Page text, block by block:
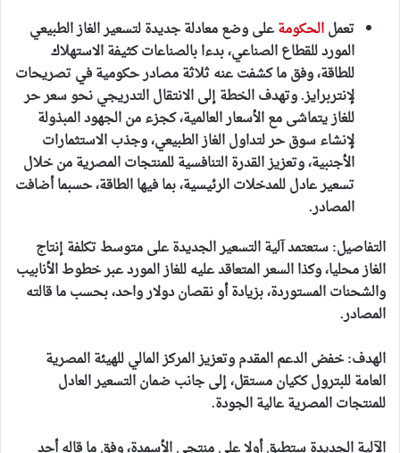
تعملالحكومةعلى وضعمعادلة جديدة لتسعير الغاز الطبيعي
المورد للقطاع الصناعي، بدءا بالصناعات كثيفة الاستهلاك
للطاقة، وفق ما كشفت عنه ثلاثة مصادر حكومية في تصريحات
لإنتربرايز. وتهدف الخطة إلى الانتقال التدريجي نحو سعر حر
للغاز يتماشى مع الأسعار العالمية، كجزء من الجهود المبذولة
لإنشاء سوق حر لتداول الغاز الطبيعي، وجذب الاستثمارات
الأجنبية، وتعزيز القدرة التنافسية للمنتجات المصرية من خلال
تسعير عادل للمدخلات الرئيسية، بما فيها الطاقة، حسبما أضافت
المصادر.
التفاصيل: ستعتمد آلية التسعير الجديدة على متوسط تكلفة إنتاج
الغاز محليا، وكذا السعر المتعاقد عليه للغاز المورد عبر خطوط الأنابيب
والشحنات المستوردة، بزيادة أو نقصان دولار واحد، بحسب ما قالته
المصادر.
الهدف:خفض الدعم المقدم وتعزيز المركز المالي للهيئة المصرية
العامة للبترول ككيان مستقل، إلى جانب ضمان التسعير العادل
للمنتجات المصرية عالية الجودة.